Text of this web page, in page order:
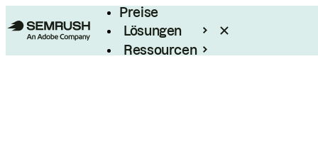
Preise
Lösungen
Ressourcen